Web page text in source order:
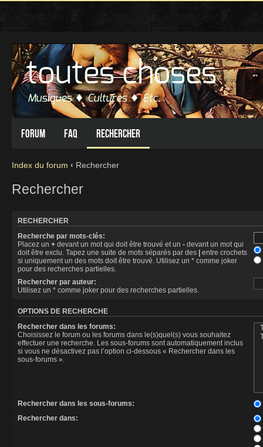
Forum FAQ Rechercher
Index du forum ‹ Rechercher
Rechercher
RECHERCHER
Recherche par mots-clés:
Placez un + devant un mot qui doit être trouvé et un - devant un mot qui
doit être exclu. Tapez une suite de mots séparés par des | entre crochets
si uniquement un des mots doit être trouvé. Utilisez un * comme joker
pour des recherches partielles.
Rechercher par auteur:
Utilisez un * comme joker pour des recherches partielles.
OPTIONS DE RECHERCHE
Rechercher dans les forums:
Choisissez le forum ou les forums dans le(s)quel(s) vous souhaitez
effectuer une recherche. Les sous-forums sont automatiquement inclus
si vous ne désactivez pas l’option ci-dessous « Rechercher dans les
sous-forums ».
Rechercher dans les sous-forums:
Rechercher dans: